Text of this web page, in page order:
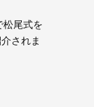
松尾式を
されま